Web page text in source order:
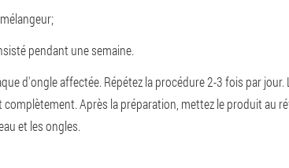
pendant une semaine.
d'ongle affectée. Répétez la procédure 2-3 fois par
Après la préparation, mettez le produit au
et les ongles.